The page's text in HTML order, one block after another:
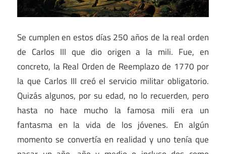
Se cumplen en estos días 250 años de la real orden
de Carlos III que dio origen a la mili. Fue, en
concreto, la Real Orden de Reemplazo de 1770 por
la que Carlos III creó el servicio militar obligatorio.
Quizás algunos, por su edad, no lo recuerden, pero
hasta no hace mucho la famosa mili era un
fantasma en la vida de los jóvenes. En algún
momento se convertía en realidad y uno tenía que